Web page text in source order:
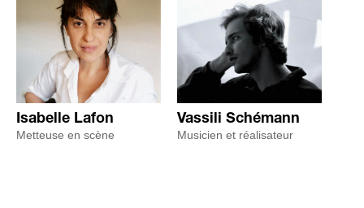
Isabelle Lafon
Metteuse en scène
Vassili Schémann
Musicien et réalisateur